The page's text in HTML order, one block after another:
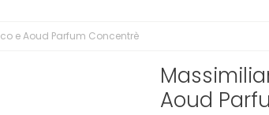
e Aoud Parfum Concentrè
Aoud